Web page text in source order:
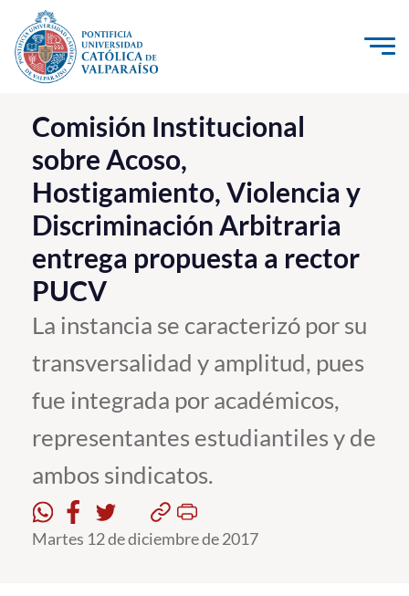
Click acá para ir directamente al contenido
La Universidad
Investigación, Creación e Innovación
PUCV Internacional
Vinculación con el Medio
Admisión
Pregrado
Postgrado
Formación Continua
Funcionarios
Comisión Institucional
sobre Acoso,
Hostigamiento, Violencia y
Discriminación Arbitraria
entrega propuesta a rector
PUCV
La instancia se caracterizó por su
transversalidad y amplitud, pues
fue integrada por académicos,
representantes estudiantiles y de
ambos sindicatos.
Martes 12 de diciembre de 2017